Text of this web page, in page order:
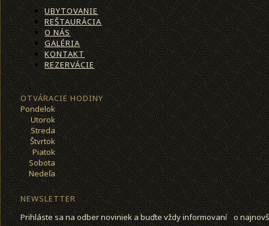
UBYTOVANIE
REŠTAURÁCIA
O NÁS
GALÉRIA
KONTAKT
REZERVÁCIE
OTVÁRACIE HODINY
Pondelok
Utorok
Streda
Štvrtok
Piatok
Sobota
Nedeľa
NEWSLETTER
Prihláste sa na odber noviniek a buďte vždy informovaní o